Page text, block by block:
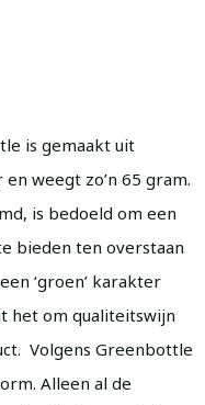
is gemaakt uit
weegt zo’n 65 gram.
is bedoeld om een
bieden ten overstaan
‘groen’ karakter
het om qualiteitswijn
Volgens Greenbottle
Alleen al de